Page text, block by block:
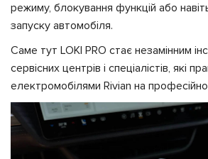
режиму, блокування функцій або
запуску автомобіля.
Саме тут LOKI PRO стає незамінним
сервісних центрів і спеціалістів, які
електромобілями Rivian на